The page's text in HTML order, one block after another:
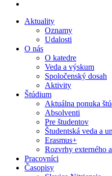
Aktuality
Oznamy
Udalosti
O nás
O katedre
Veda a výskum
Spoločenský dosah
Aktivity
Štúdium
Aktuálna ponuka
Absolventi
Pre študentov
Študentská veda a
Erasmus+
Rozvrhy externého
Pracovníci
Časopisy